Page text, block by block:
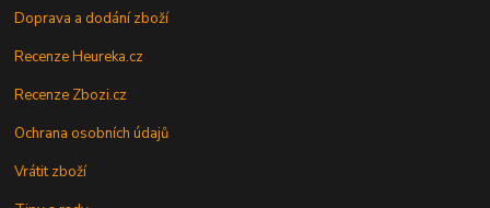
Doprava a dodání zboží
Recenze Heureka.cz
Recenze Zbozi.cz
Ochrana osobních údajů
Vrátit zboží